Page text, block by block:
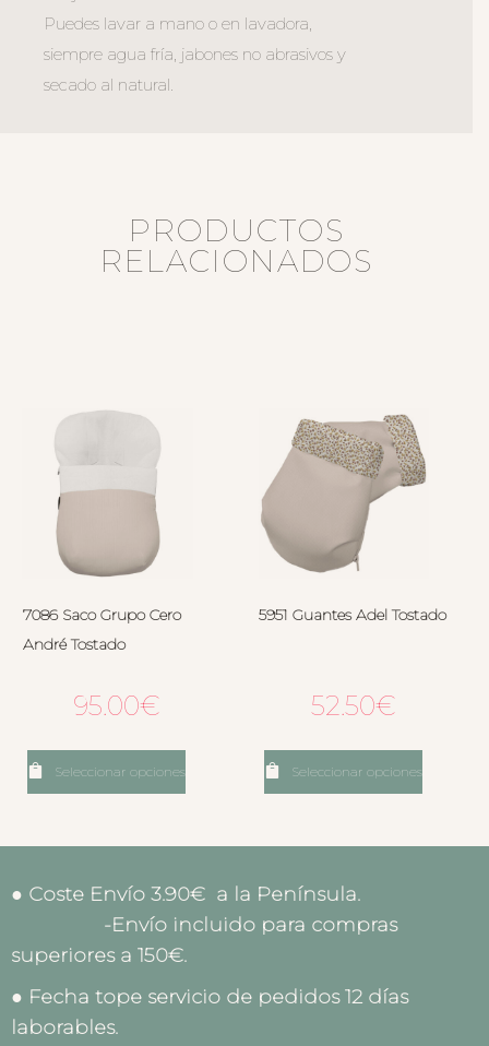
Puedes lavar a mano o en lavadora,
siempre agua fría, jabones no abrasivos y
secado al natural.
PRODUCTOS
RELACIONADOS
7086 Saco Grupo Cero
André Tostado
95.00€
Seleccionar opciones
5951 Guantes Adel Tostado
52.50€
Seleccionar opciones
● Coste Envío 3.90€ a la Península.
-Envío incluido para compras
superiores a 150€.
● Fecha tope servicio de pedidos 12 días
laborables.